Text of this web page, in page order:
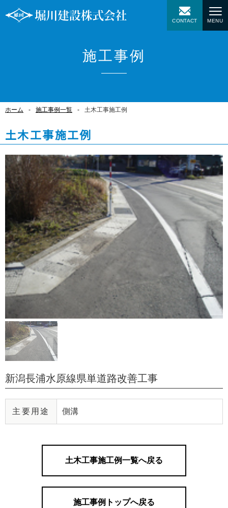
CONTACT MENU
施工事例
ホーム 施工事例一覧 土木工事施工例
土木工事施工例
新潟長浦水原線県単道路改善工事
主要用途 側溝
土木工事施工例一覧へ戻る
施工事例トップへ戻る